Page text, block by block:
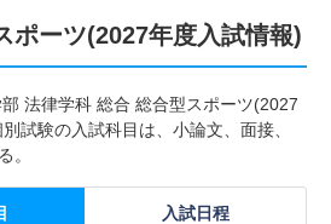
ポーツ(2027年度入試情報)
法律学科 総合 総合型スポーツ(2027
試験の入試科目は、小論文、面接、
。
入試日程